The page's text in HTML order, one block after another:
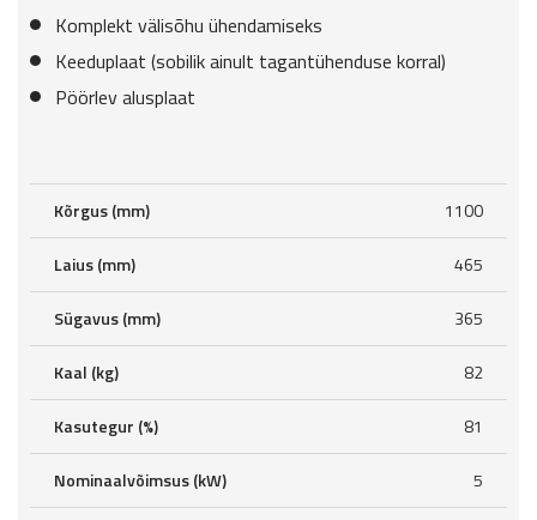
Komplekt välisõhu ühendamiseks
Keeduplaat (sobilik ainult tagantühenduse korral)
Pöörlev alusplaat
Kõrgus (mm) 1100
Laius (mm) 465
Sügavus (mm) 365
Kaal (kg) 82
Kasutegur (%) 81
Nominaalvõimsus (kW) 5